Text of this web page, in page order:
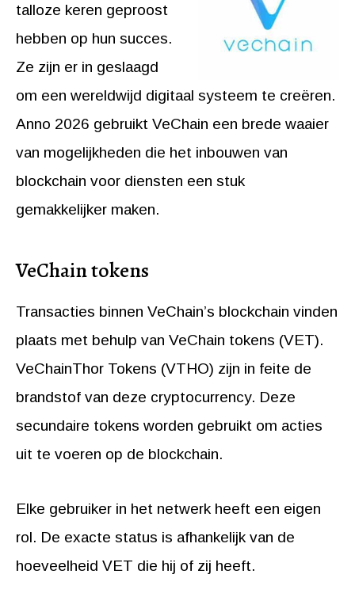
talloze keren geproost
hebben op hun succes.
Ze zijn er in geslaagd
om een wereldwijd digitaal systeem te creëren.
Anno 2026 gebruikt VeChain een brede waaier
van mogelijkheden die het inbouwen van
blockchain voor diensten een stuk
gemakkelijker maken.
VeChain tokens
Transacties binnen VeChain’s blockchain vinden
plaats met behulp van VeChain tokens (VET).
VeChainThor Tokens (VTHO) zijn in feite de
brandstof van deze cryptocurrency. Deze
secundaire tokens worden gebruikt om acties
uit te voeren op de blockchain.
Elke gebruiker in het netwerk heeft een eigen
rol. De exacte status is afhankelijk van de
hoeveelheid VET die hij of zij heeft.